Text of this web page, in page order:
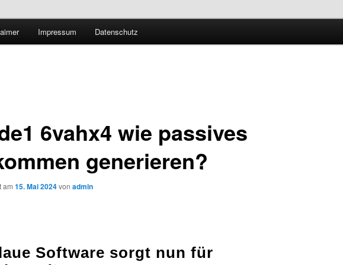
Forschung und Technologie
Impressum Datenschutz
6vahx4 wie passives
generieren?
am 15. Mai 2024von admin
Software sorgt nun für